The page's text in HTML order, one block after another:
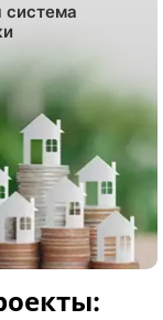
система